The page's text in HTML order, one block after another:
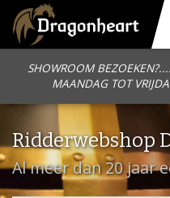
SHOWROOM
MAANDAG TOT
Ridderwebshop
Al meer dan 20 jaar